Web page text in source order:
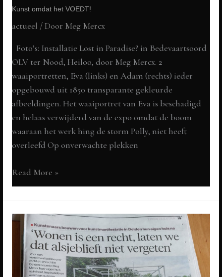
Kunst omdat het VOEDT!
actueel / Door Meg Mercx
Foto’s: Installatie Lost in Paradise? in Bedevaartsoord
OLV ter Nood, Heiloo, door Meg Mercx. 2
waaiportretten, Eva (links) en Adam (rechts) ieder
opgebouwd uit 1850 transparante gekleurde
afbeeldingen. Het waaiportret van Eva is beschadigd
en helaas verwijderd van de expo omdat de boom
waaraan het werk hing de storm Polly, niet heeft
overleefd Op onverwachte plekken
ARt
T(r)ips
voor
een
spannende
zOmer
Kunst
omdat
Read More »